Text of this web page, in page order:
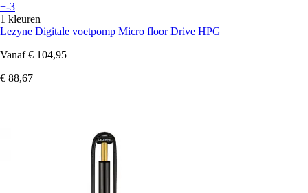
+-3
1 kleuren
Lezyne Digitale voetpomp Micro floor Drive HPG
Vanaf € 104,95
€ 88,67